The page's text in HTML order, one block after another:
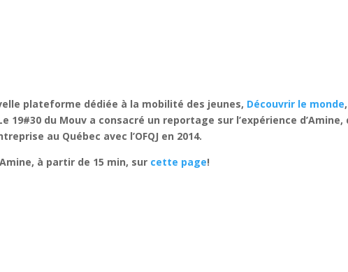
plateforme dédiée à la mobilité des jeunes, Découvrir le monde
19#30 du Mouv a consacré un reportage sur l’expérience d’Amine,
au Québec avec l’OFQJ en 2014.
à partir de 15 min, sur cette page!